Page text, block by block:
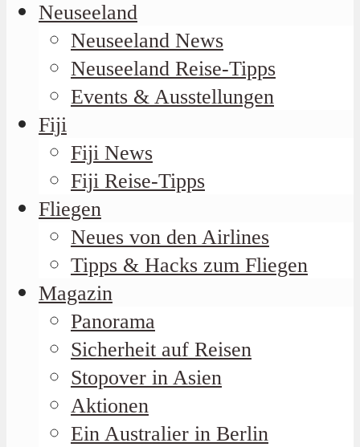
Neuseeland
Neuseeland News
Neuseeland Reise-Tipps
Events & Ausstellungen
Fiji
Fiji News
Fiji Reise-Tipps
Fliegen
Neues von den Airlines
Tipps & Hacks zum Fliegen
Magazin
Panorama
Sicherheit auf Reisen
Stopover in Asien
Aktionen
Ein Australier in Berlin